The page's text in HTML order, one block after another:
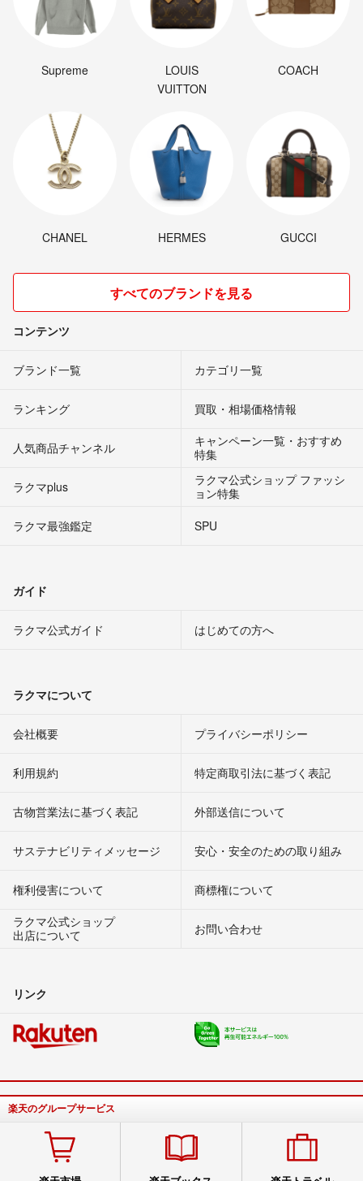
Supreme
LOUIS
VUITTON
COACH
CHANEL HERMES GUCCI
すべてのブランドを見る
コンテンツ
ブランド一覧 カテゴリ一覧
ランキング 買取・相場価格情報
人気商品チャンネル
キャンペーン一覧・おすすめ
特集
ラクマplus
ラクマ公式ショップ ファッシ
ョン特集
ラクマ最強鑑定
SPU
ガイド
ラクマ公式ガイド はじめての方へ
ラクマについて
会社概要 プライバシーポリシー
利用規約 特定商取引法に基づく表記
古物営業法に基づく表記 外部送信について
サステナビリティメッセージ 安心・安全のための取り組み
権利侵害について
商標権について
ラクマ公式ショップ
出店について
お問い合わせ
リンク
楽天のグループサービス